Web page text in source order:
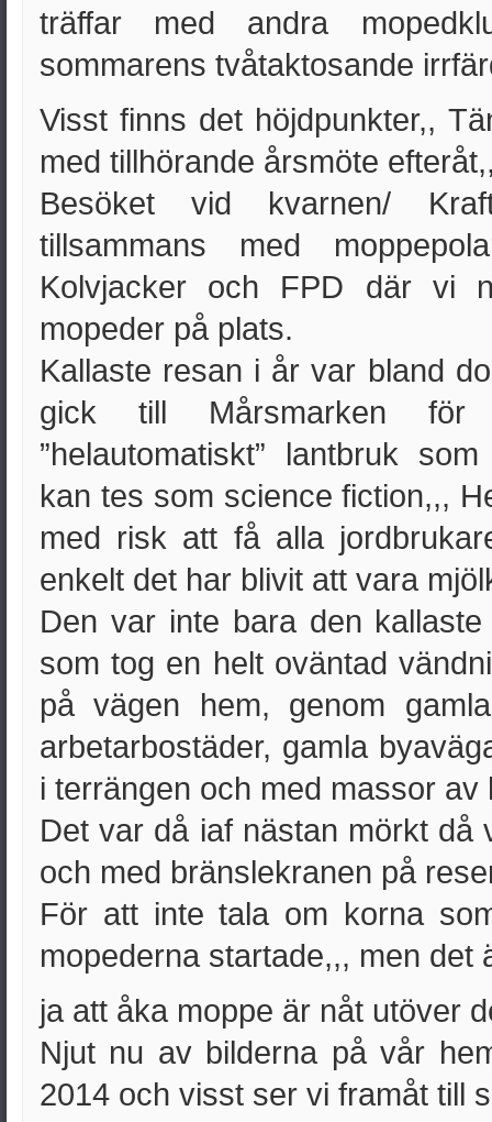
träffar med andra
sommarens tvåtaktosande
Visst finns det höjdpunkter,,
med tillhörande årsmöte
Besöket vid kvarnen/
tillsammans med
Kolvjacker och FPD där vi
mopeder på plats.
Kallaste resan i år var bland
gick till Mårsmarken
”helautomatiskt” lantbruk
kan tes som science fiction,,,
med risk att få alla
enkelt det har blivit att vara
Den var inte bara den
som tog en helt oväntad
på vägen hem, genom
arbetarbostäder, gamla
i terrängen och med massor av
Det var då iaf nästan mörkt då
och med bränslekranen på
För att inte tala om korna
mopederna startade,,, men det
ja att åka moppe är nåt utöver
Njut nu av bilderna på vår
2014 och visst ser vi framåt till